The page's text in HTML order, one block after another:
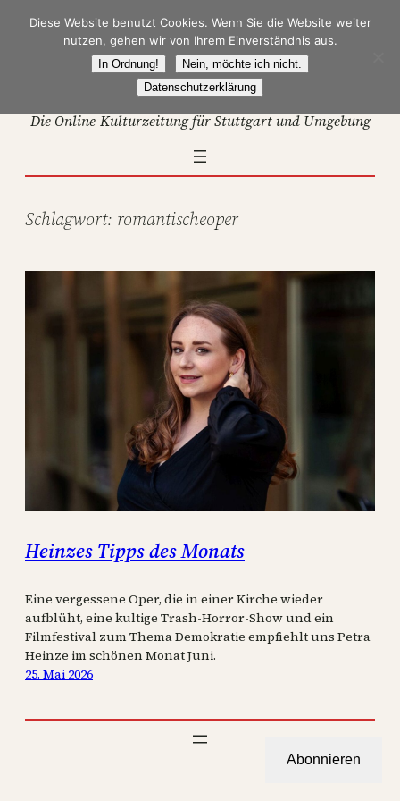
Zum
Die Online-Kulturzeitung für Stuttgart und Umgebung
Schlagwort: romantischeoper
Heinzes Tipps des Monats
Eine vergessene Oper, die in einer Kirche wieder
aufblüht, eine kultige Trash-Horror-Show und ein
Filmfestival zum Thema Demokratie empfiehlt uns Petra
Heinze im schönen Monat Juni.
25. Mai 2026
Abonnieren
Diese Website benutzt Cookies. Wenn Sie die Website weiter
nutzen, gehen wir von Ihrem Einverständnis aus.
In Ordnung!
Nein, möchte ich nicht.
Datenschutzerklärung